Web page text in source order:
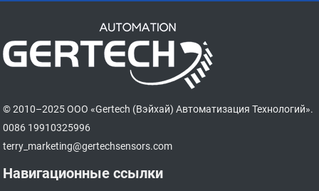
© 2010–2025 ООО «Gertech (Вэйхай) Автоматизация Технологий».
0086 19910325996
terry_marketing@gertechsensors.com
Навигационные ссылки